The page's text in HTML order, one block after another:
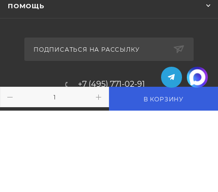
В КОРЗИНУ
ПОМОЩЬ
ПОДПИСАТЬСЯ НА РАССЫЛКУ
+7 (495) 771-02-91
info@pos-shop.ru